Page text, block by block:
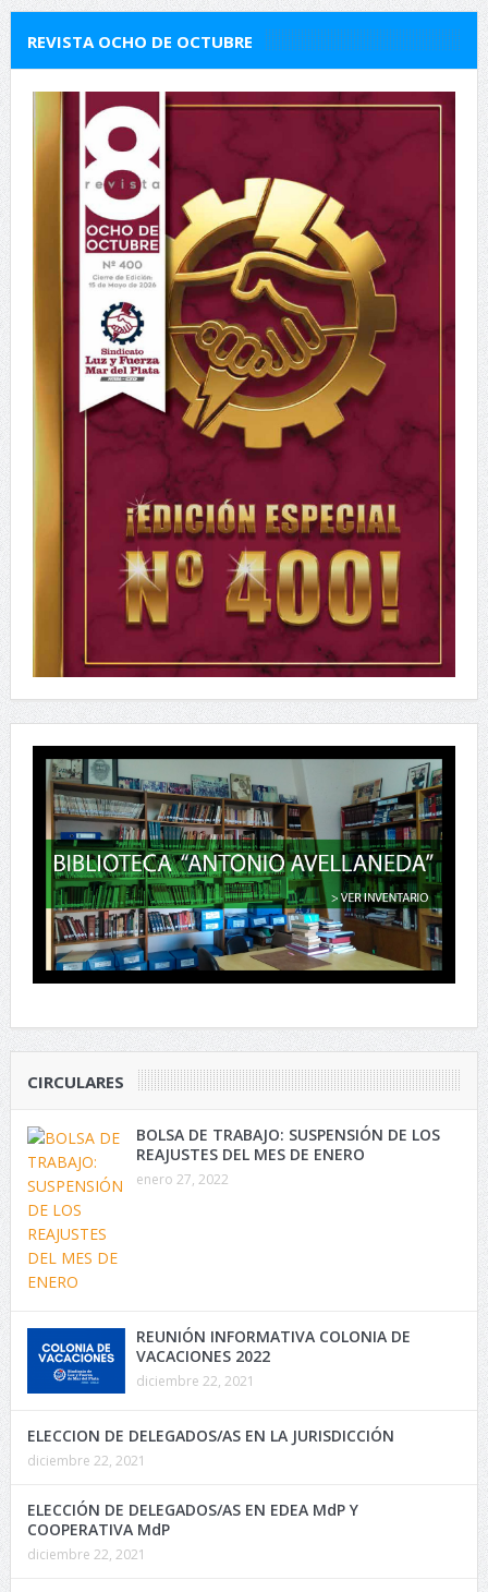
REVISTA OCHO DE OCTUBRE
CIRCULARES
BOLSA DE TRABAJO: SUSPENSIÓN DE LOS
REAJUSTES DEL MES DE ENERO
enero 27, 2022
REUNIÓN INFORMATIVA COLONIA DE
VACACIONES 2022
diciembre 22, 2021
ELECCION DE DELEGADOS/AS EN LA JURISDICCIÓN
diciembre 22, 2021
ELECCIÓN DE DELEGADOS/AS EN EDEA MdP Y
COOPERATIVA MdP
diciembre 22, 2021